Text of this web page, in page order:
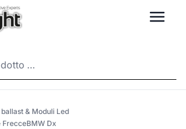
& Moduli Led
FrecceBMW Dx